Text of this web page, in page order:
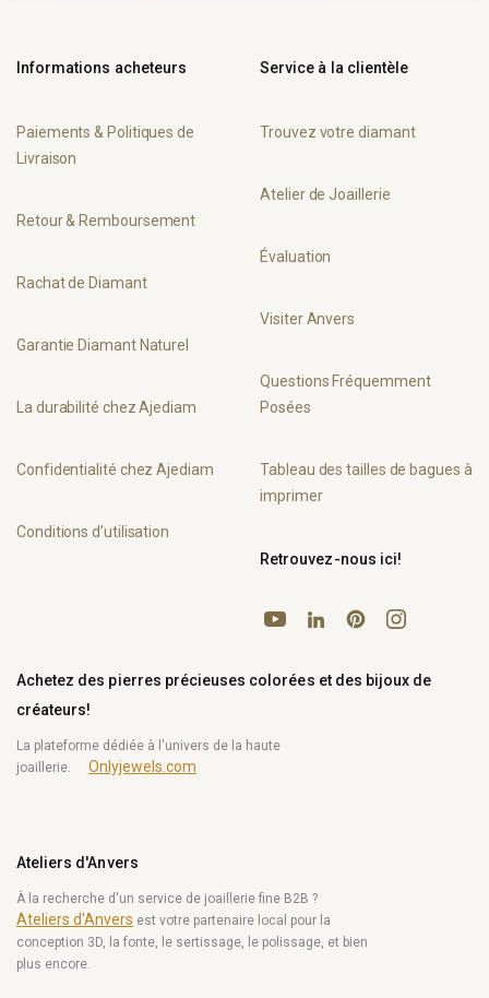
Informations acheteurs
Paiements & Politiques de
Livraison
Retour & Remboursement
Rachat de Diamant
Garantie Diamant Naturel
La durabilité chez Ajediam
Confidentialité chez Ajediam
Conditions d’utilisation
Service à la clientèle
Trouvez votre diamant
Atelier de Joaillerie
Évaluation
Visiter Anvers
Questions Fréquemment
Posées
Tableau des tailles de bagues à
imprimer
Achetez des pierres précieuses colorées et des bijoux de
créateurs!
La plateforme dédiée à l'univers de la haute
joaillerie.
Onlyjewels.com
Ateliers d'Anvers
À la recherche d'un service de joaillerie fine B2B ?
Ateliers d'Anvers est votre partenaire local pour la
conception 3D, la fonte, le sertissage, le polissage, et bien
plus encore.
Retrouvez-nous ici!
YouTubeLinkedInPinterestInstagram